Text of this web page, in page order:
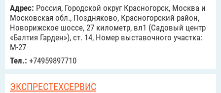
Адрес: Россия, Городской округ Красногорск, Москва и
Московская обл., Поздняково, Красногорский район,
Новорижское шоссе, 27 километр, вл1 (Садовый центр
«Балтия Гарден»), ст. 14, Номер выставочного участка:
М-27
Тел.: +74959897710
ЭКСПРЕСТЕХСЕРВИС